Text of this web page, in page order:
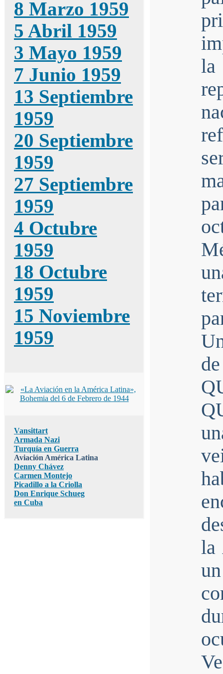
8 Marzo 1959
5 Abril 1959
3 Mayo 1959
7 Junio 1959
13 Septiembre
1959
20 Septiembre
1959
27 Septiembre
1959
4 Octubre
1959
18 Octubre
1959
15 Noviembre
1959
Vansittart
Armada Nazi
Turquía en Guerra
Aviación América Latina
Denny Chávez
Carmen Montejo
Picadillo a la Criolla
Don Enrique Schueg
en Cuba
la
la